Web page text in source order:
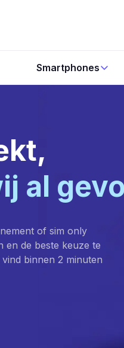
Smartphones
al
of sim only
en de beste keuze te
binnen 2 minuten